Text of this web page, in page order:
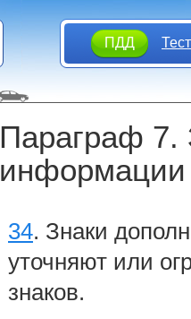
ПДД
Параграф 7.
информации
34. Знаки
уточняют или
знаков.